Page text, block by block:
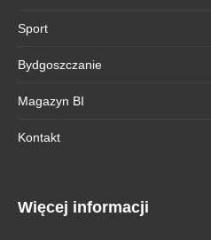
Sport
Bydgoszczanie
Magazyn BI
Kontakt
Więcej informacji